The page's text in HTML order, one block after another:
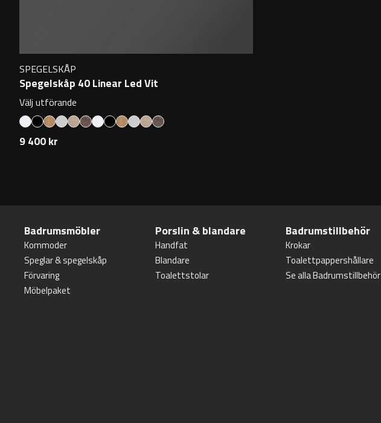
SPEGELSKÅP
Spegelskåp 40 Linear Led Vit
Välj utförande
9 400 kr
Badrumsmöbler
Kommoder
Speglar & spegelskåp
Förvaring
Möbelpaket
Porslin & blandare
Handfat
Blandare
Toalettstolar
Badrumstillbehör
Krokar
Toalettpappershållare
Se alla Badrumstillbehör